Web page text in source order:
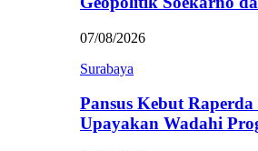
07/08/2026
Surabaya
Pansus Kebut
Upayakan Wadahi